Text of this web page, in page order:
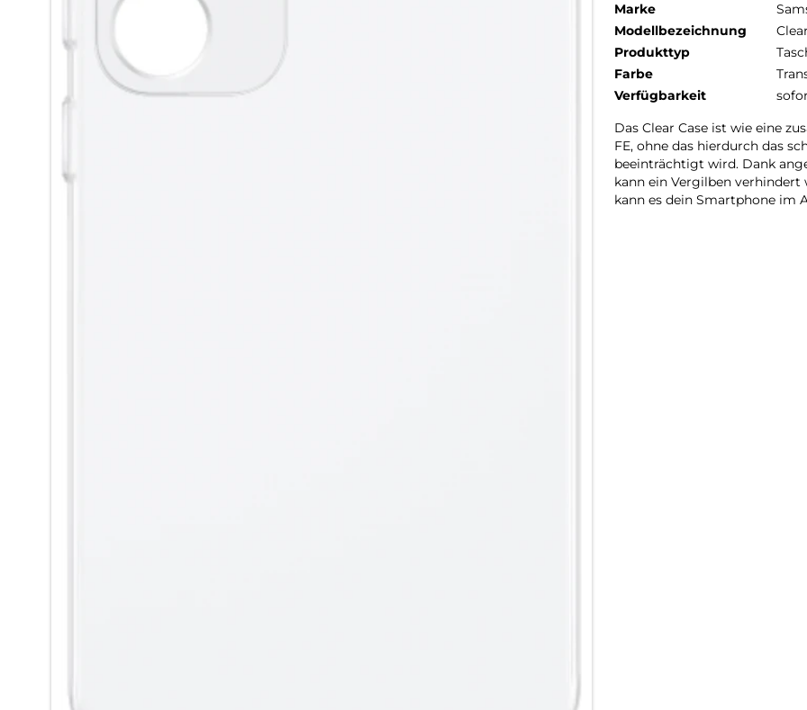
Marke
Modellbezeichnung
Produkttyp
Farbe
Verfügbarkeit
Das Clear Case ist wie eine
FE, ohne das hierdurch das
beeinträchtigt wird. Dank
kann ein Vergilben
kann es dein Smartphone im